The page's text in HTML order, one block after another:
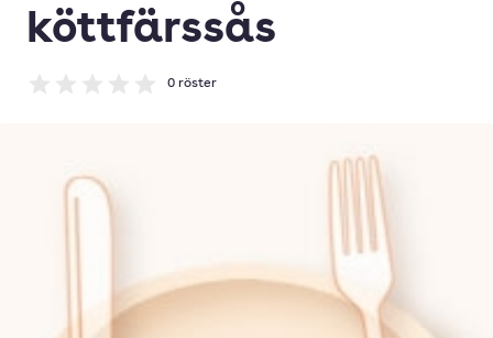
köttfärssås
Betyg: 0 av 5
0 röster